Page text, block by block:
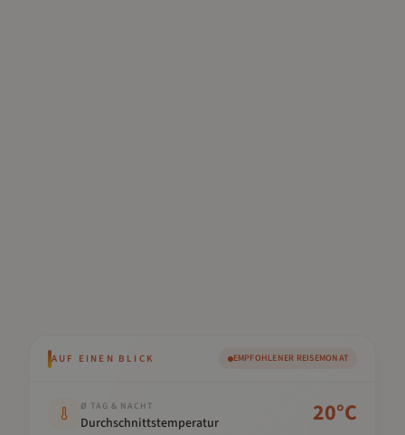
AUF EINEN BLICK EMPFOHLENER REISEMONAT
Ø TAG & NACHT
Durchschnittstemperatur 20°C